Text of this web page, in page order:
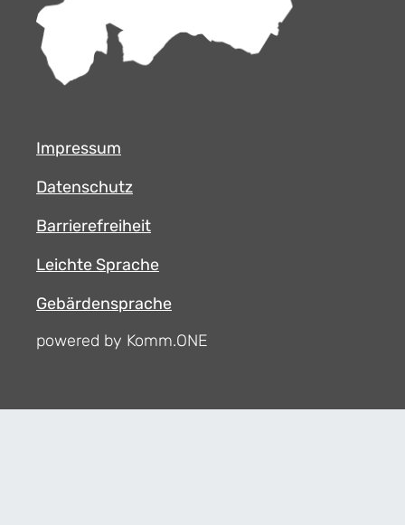
Impressum
Datenschutz
Barrierefreiheit
Leichte Sprache
Gebärdensprache
powered by Komm.ONE